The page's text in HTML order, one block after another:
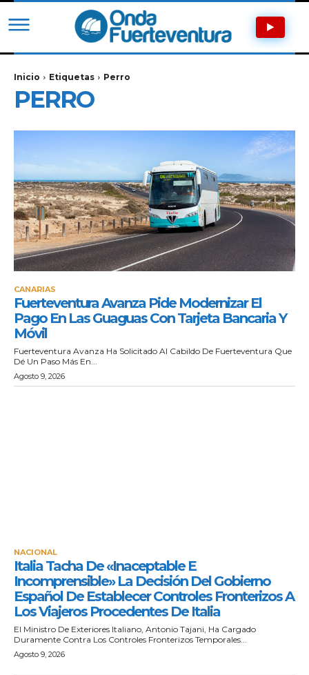
Inicio Etiquetas Perro
PERRO
CANARIAS
Fuerteventura Avanza Pide Modernizar El
Pago En Las Guaguas Con Tarjeta Bancaria Y
Móvil
Fuerteventura Avanza Ha Solicitado Al Cabildo De Fuerteventura Que
Dé Un Paso Más En...
Agosto 9, 2026
NACIONAL
Italia Tacha De «inaceptable E
Incomprensible» La Decisión Del Gobierno
Español De Establecer Controles Fronterizos A
Los Viajeros Procedentes De Italia
El Ministro De Exteriores Italiano, Antonio Tajani, Ha Cargado
Duramente Contra Los Controles Fronterizos Temporales...
Agosto 9, 2026